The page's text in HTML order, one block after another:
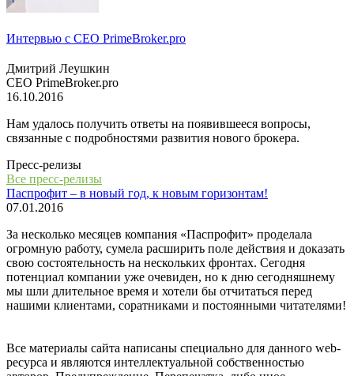
Интервью с СЕО PrimeBroker.pro
Дмитрий Леушкин
СЕО PrimeBroker.pro
16.10.2016
Нам удалось получить ответы на появившееся вопросы,
связанные с подробностями развития нового брокера.
Пресс-релизы
Все пресс-релизы
Паспрофит – в новый год, к новым горизонтам!
07.01.2016
За несколько месяцев компания «Паспрофит» проделала
огромную работу, сумела расширить поле действия и доказать
свою состоятельность на нескольких фронтах. Сегодня
потенциал компании уже очевиден, но к дню сегодняшнему
мы шли длительное время и хотели бы отчитаться перед
нашими клиентами, соратниками и постоянными читателями!
Все материалы сайта написаны специально для данного web-
ресурса и являются интеллектуальной собственностью